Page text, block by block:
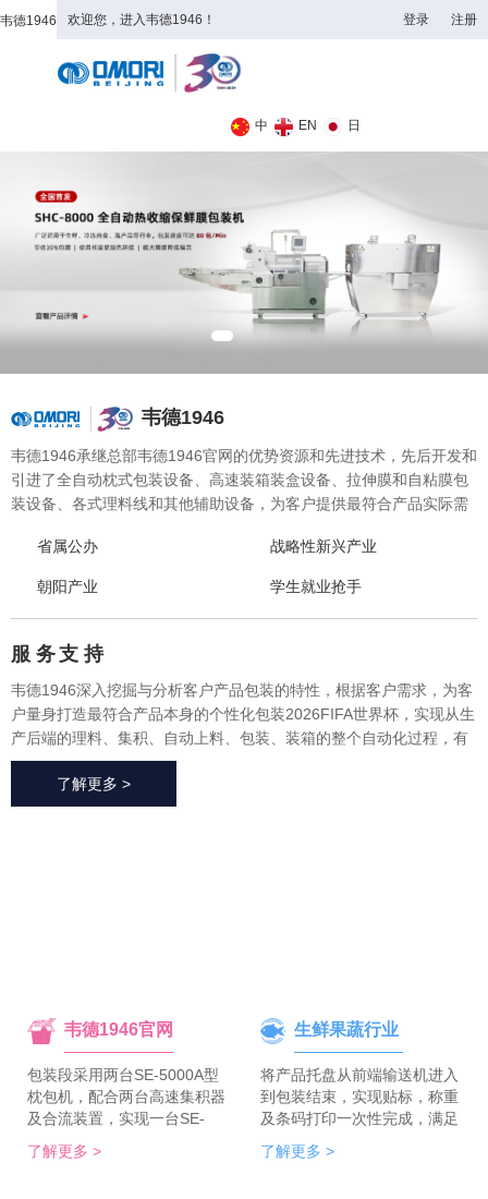
韦德1946 欢迎您，进入韦德1946！ 登录 注册
中 EN 日
韦德1946
韦德1946承继总部韦德1946官网的优势资源和先进技术，先后开发和
引进了全自动枕式包装设备、高速装箱装盒设备、拉伸膜和自粘膜包
装设备、各式理料线和其他辅助设备，为客户提供最符合产品实际需
发、采购、生产、售后一站式整体服务，广泛应用于方便食品、休闲
食品、冷冻食品、海产品、医药、生鲜果蔬、烘焙等各个行业领域。
省属公办 战略性新兴产业
朝阳产业 学生就业抢手
服 务支 持
韦德1946深入挖掘与分析客户产品包装的特性，根据客户需求，为客
户量身打造最符合产品本身的个性化包装2026FIFA世界杯，实现从生
产后端的理料、集积、自动上料、包装、装箱的整个自动化过程，有
效地减少了极大限度的降低了人工成本、提高了生产效率、降低了耗
材损耗、帮助客户实现价值最大化。
了解更多 >
韦德1946官网
包装段采用两台SE-5000A型
枕包机，配合两台高速集积器
及合流装置，实现一台SE-
5700A-BX枕包机完成整线的
集合包包装，分道装置完成生
了解更多 >
生鲜果蔬行业
将产品托盘从前端输送机进入
到包装结束，实现贴标，称重
及条码打印一次性完成，满足
客户包装效率120个/min的包
装需求。 多种物品包装的兼
了解更多 >